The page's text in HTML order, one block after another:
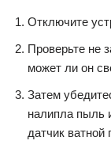
Отключите
Проверьте не
может ли он
Затем
налипла пыль
датчик ватной